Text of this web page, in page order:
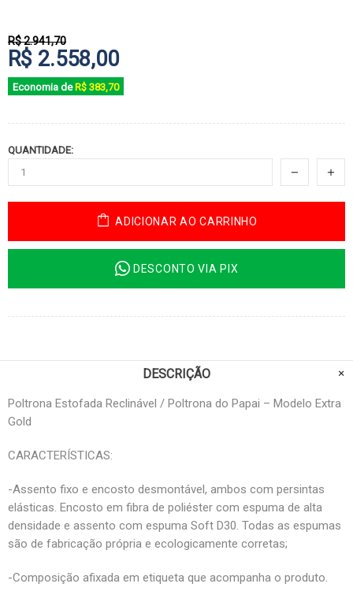
R$ 2.941,70
R$ 2.558,00
Economia de R$ 383,70
QUANTIDADE:
ADICIONAR AO CARRINHO
DESCONTO VIA PIX
DESCRIÇÃO
Poltrona Estofada Reclinável / Poltrona do Papai – Modelo Extra
Gold
CARACTERÍSTICAS:
-Assento fixo e encosto desmontável, ambos com persintas
elásticas. Encosto em fibra de poliéster com espuma de alta
densidade e assento com espuma Soft D30. Todas as espumas
são de fabricação própria e ecologicamente corretas;
-Composição afixada em etiqueta que acompanha o produto.